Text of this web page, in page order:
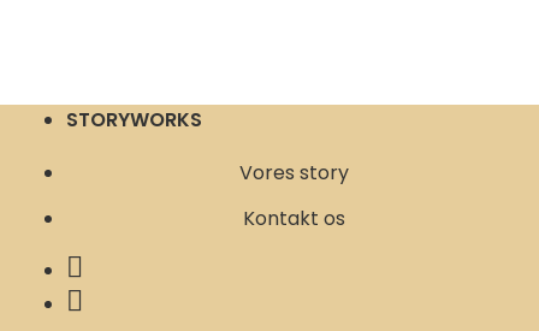
STORYWORKS
Vores story
Kontakt os